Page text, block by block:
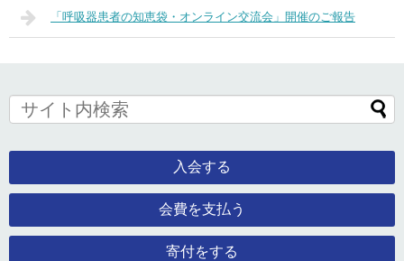
「呼吸器患者の知恵袋・オンライン交流会」開催のご報告
入会する
会費を支払う
寄付をする